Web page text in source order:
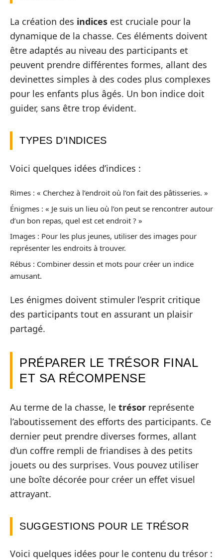
La création des indices est cruciale pour la
dynamique de la chasse. Ces éléments doivent
être adaptés au niveau des participants et
peuvent prendre différentes formes, allant des
devinettes simples à des codes plus complexes
pour les enfants plus âgés. Un bon indice doit
guider, sans être trop évident.
TYPES D’INDICES
Voici quelques idées d’indices :
Rimes : « Cherchez à l’endroit où l’on fait des pâtisseries. »
Énigmes : « Je suis un lieu où l’on peut se rencontrer autour
d’un bon repas, quel est cet endroit ? »
Images : Pour les plus jeunes, utiliser des images pour
représenter les endroits à trouver.
Rébus : Combiner dessin et mots pour créer un indice
amusant.
Les énigmes doivent stimuler l’esprit critique
des participants tout en assurant un plaisir
partagé.
PRÉPARER LE TRÉSOR FINAL
ET SA RÉCOMPENSE
Au terme de la chasse, le trésor représente
l’aboutissement des efforts des participants. Ce
dernier peut prendre diverses formes, allant
d’un coffre rempli de friandises à des petits
jouets ou des surprises. Vous pouvez utiliser
une boîte décorée pour créer un effet visuel
attrayant.
SUGGESTIONS POUR LE TRÉSOR
Voici quelques idées pour le contenu du trésor :